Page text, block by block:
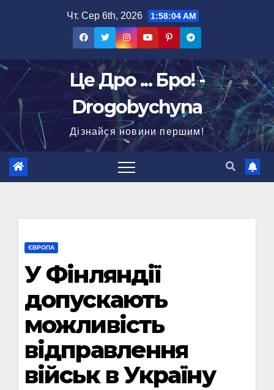
Чт. Сер 6th, 2026 1:58:05 AM
Це Дро ... Бро! -
Drogobychyna
Дізнайся новини першим!
ЄВРОПА
У Фінляндії
допускають
можливість
відправлення
військ в Україну